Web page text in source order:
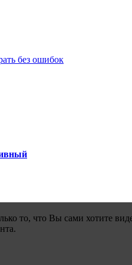
без ошибок
то, что Вы сами хотите